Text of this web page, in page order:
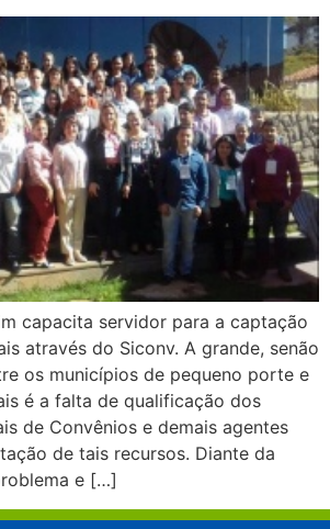
capacita servidor para a captação
através do Siconv. A grande, senão
os municípios de pequeno porte e
é a falta de qualificação dos
de Convênios e demais agentes
de tais recursos. Diante da
e […]